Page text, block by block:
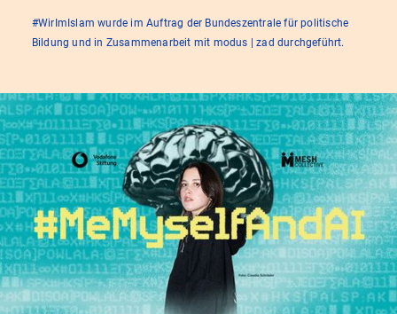
#WirImIslam wurde im Auftrag der Bundeszentrale für politische
Bildung und in Zusammenarbeit mit modus | zad durchgeführt.